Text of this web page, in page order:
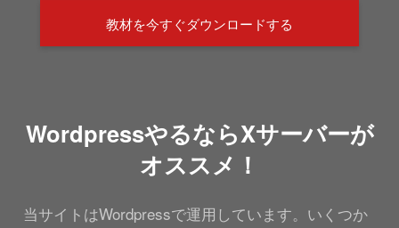
教材を今すぐダウンロードする
WordpressやるならXサーバーが
オススメ！
当サイトはWordpressで運用しています。いくつか